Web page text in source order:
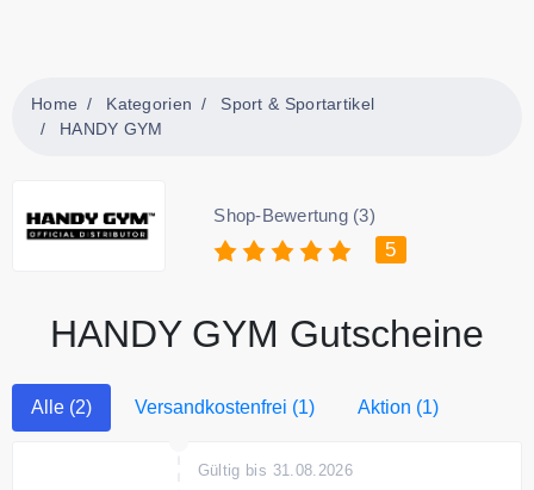
Home Kategorien
Sport & Sportartikel
HANDY GYM
Shop-Bewertung (3)
5
HANDY GYM Gutscheine
Alle (2) Versandkostenfrei (1) Aktion (1)
Gültig bis 31.08.2026